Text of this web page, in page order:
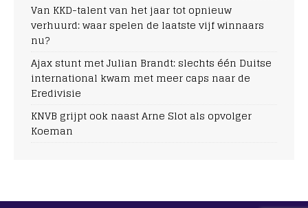
Van KKD-talent van het jaar tot opnieuw
verhuurd: waar spelen de laatste vijf winnaars
nu?
Ajax stunt met Julian Brandt: slechts één Duitse
international kwam met meer caps naar de
Eredivisie
KNVB grijpt ook naast Arne Slot als opvolger
Koeman